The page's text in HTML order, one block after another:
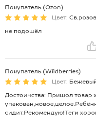
Покупатель (Ozon)
Цвет:
не подошёл
Покупатель (Wildberries)
Цвет:
Достоинства: Пришол товар
сидит.Рекомендую!Теги